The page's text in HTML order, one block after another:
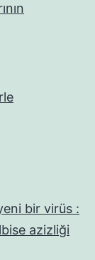
bir virüs :
azizliği